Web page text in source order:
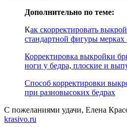
Дополнительно по теме:
Как скорректировать
стандартной фигуры мерках
Корректировка выкройки
ноги у бедра, плоские и
Способ корректировки
при разновысоких бедрах
С пожеланиями удачи, Елена
krasivo.ru